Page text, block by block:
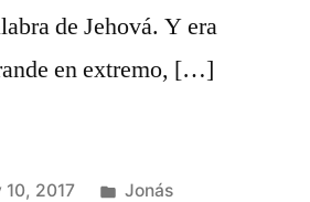
de Jehová. Y era
en extremo, […]
10, 2017
Posted
Jonás